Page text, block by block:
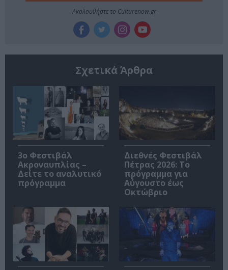
Ακολουθήστε το Culturenow.gr
Σχετικά Άρθρα
3ο Φεστιβάλ
Ακροναυπλίας –
Δείτε το αναλυτικό
πρόγραμμα
Διεθνές Φεστιβάλ
Πέτρας 2026: Το
πρόγραμμα για
Αύγουστο έως
Οκτώβριο